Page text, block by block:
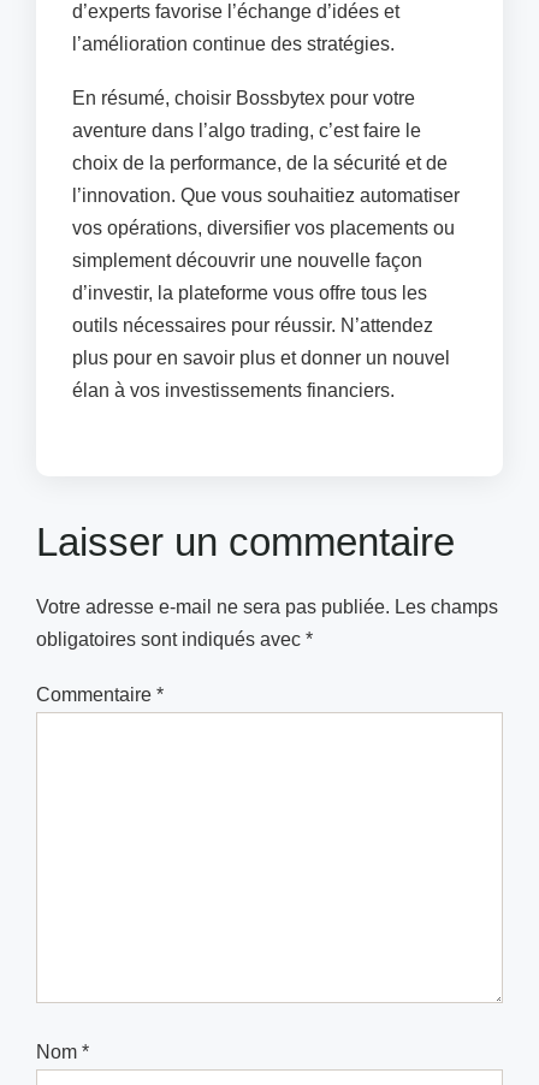
d’experts favorise l’échange d’idées et
l’amélioration continue des stratégies.
En résumé, choisir Bossbytex pour votre
aventure dans l’algo trading, c’est faire le
choix de la performance, de la sécurité et de
l’innovation. Que vous souhaitiez automatiser
vos opérations, diversifier vos placements ou
simplement découvrir une nouvelle façon
d’investir, la plateforme vous offre tous les
outils nécessaires pour réussir. N’attendez
plus pour en savoir plus et donner un nouvel
élan à vos investissements financiers.
Laisser un commentaire
Votre adresse e-mail ne sera pas publiée. Les champs
obligatoires sont indiqués avec *
Commentaire *
Nom *